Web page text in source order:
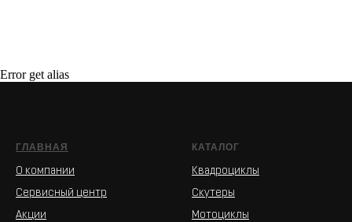
Error get alias
ГЛАВНАЯ
О компании
Сервисный центр
Акции
КАТАЛОГ
Квадроциклы
Скутеры
Мотоциклы